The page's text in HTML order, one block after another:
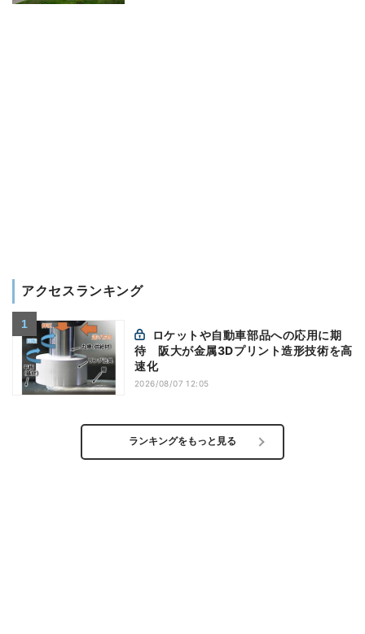
アクセスランキング
待 阪大が金属3Dプリント造形技術を高
速化
2026/08/07 12:05
ランキングをもっと見る